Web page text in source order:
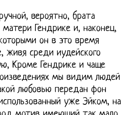
вероятно, брата
Гендрике и, наконец,
он в это время
живя среди иудейского
Кроме Гендрике и чаще
мы видим людей
любовью передан фон
уже Эйком, на